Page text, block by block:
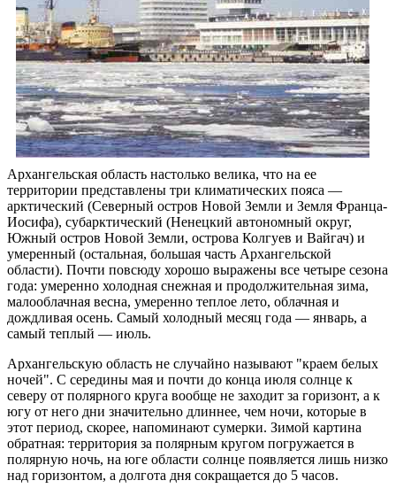
Архангельская область настолько велика, что на ее
территории представлены три климатических пояса —
арктический (Северный остров Новой Земли и Земля Франца-
Иосифа), субарктический (Ненецкий автономный округ,
Южный остров Новой Земли, острова Колгуев и Вайгач) и
умеренный (остальная, большая часть Архангельской
области). Почти повсюду хорошо выражены все четыре сезона
года: умеренно холодная снежная и продолжительная зима,
малооблачная весна, умеренно теплое лето, облачная и
дождливая осень. Самый холодный месяц года — январь, а
самый теплый — июль.
Архангельскую область не случайно называют "краем белых
ночей". С середины мая и почти до конца июля солнце к
северу от полярного круга вообще не заходит за горизонт, а к
югу от него дни значительно длиннее, чем ночи, которые в
этот период, скорее, напоминают сумерки. Зимой картина
обратная: территория за полярным кругом погружается в
полярную ночь, на юге области солнце появляется лишь низко
над горизонтом, а долгота дня сокращается до 5 часов.